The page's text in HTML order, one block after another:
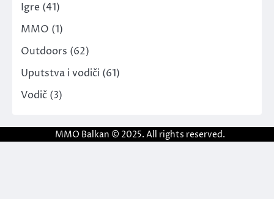
Igre (41)
MMO (1)
Outdoors (62)
Uputstva i vodiči (61)
Vodič (3)